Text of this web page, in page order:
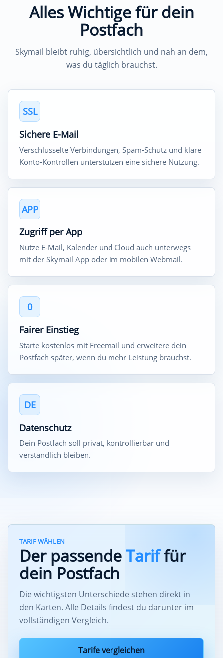
Alles Wichtige für dein
Postfach
Skymail bleibt ruhig, übersichtlich und nah an dem,
was du täglich brauchst.
SSL
Sichere E-Mail
Verschlüsselte Verbindungen, Spam-Schutz und klare
Konto-Kontrollen unterstützen eine sichere Nutzung.
APP
Zugriff per App
Nutze E-Mail, Kalender und Cloud auch unterwegs
mit der Skymail App oder im mobilen Webmail.
0
Fairer Einstieg
Starte kostenlos mit Freemail und erweitere dein
Postfach später, wenn du mehr Leistung brauchst.
DE
Datenschutz
Dein Postfach soll privat, kontrollierbar und
verständlich bleiben.
TARIF WÄHLEN
Der passendeTariffür
dein Postfach
Die wichtigsten Unterschiede stehen direkt in
den Karten. Alle Details findest du darunter im
vollständigen Vergleich.
Tarife vergleichen